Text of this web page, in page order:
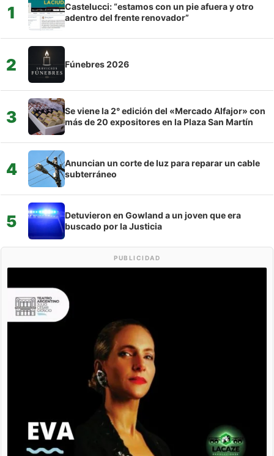
1
Castelucci: “estamos con un pie afuera y otro
adentro del frente renovador”
2 Fúnebres 2026
3
Se viene la 2° edición del «Mercado Alfajor» con
más de 20 expositores en la Plaza San Martín
4
Anuncian un corte de luz para reparar un cable
subterráneo
5
Detuvieron en Gowland a un joven que era
buscado por la Justicia
PUBLICIDAD